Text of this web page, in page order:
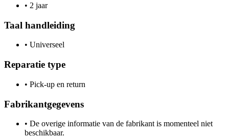
• 2 jaar
Taal handleiding
• Universeel
Reparatie type
• Pick-up en return
Fabrikantgegevens
• De overige informatie van de fabrikant is momenteel niet
beschikbaar.